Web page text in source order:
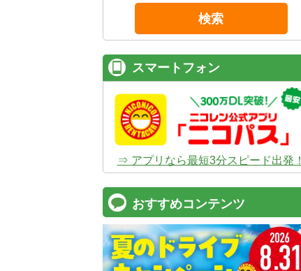
検索
スマートフォン
⇒ アプリなら最短3分スピード出発！
おすすめコンテンツ